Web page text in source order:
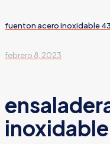
fuenton acero inoxidable
febrero 8, 2023